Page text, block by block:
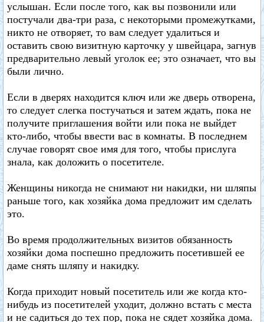
услышан. Если после того, как вы позвонили или
постучали два-три раза, с некоторыми промежутками,
никто не отворяет, то вам следует удалиться и
оставить свою визитную карточку у швейцара, загнув
предварительно левый уголок ее; это означает, что вы
были лично.
Если в дверях находится ключ или же дверь отворена,
то следует слегка постучаться и затем ждать, пока не
получите приглашения войти или пока не выйдет
кто-либо, чтобы ввести вас в комнаты. В последнем
случае говорят свое имя для того, чтобы прислуга
знала, как доложить о посетителе.
Женщины никогда не снимают ни накидки, ни шляпы
раньше того, как хозяйка дома предложит им сделать
это.
Во время продолжительных визитов обязанность
хозяйки дома поспешно предложить посетившей ее
даме снять шляпу и накидку.
Когда приходит новый посетитель или же когда кто-
нибудь из посетителей уходит, должно встать с места
и не садиться до тех пор, пока не сядет хозяйка дома.